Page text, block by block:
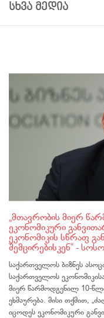
სხვა მედია
„მთავრობის მიერ
ეკონომიკური
ეკონომიკის სწრაფ
შემცირებისკენ“ -
საქართველოს ბიზნეს
საქართველოს
მიერ წარმოდგენილ 10-
ეხმაურება. მისი თქმით,
იცოდეს ეკონომიკური